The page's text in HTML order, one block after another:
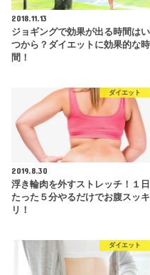
2018.11.13
ジョギングで効果が出る時間はい
つから？ダイエットに効果的な時
間！
ダイエット
2019.8.30
浮き輪肉を外すストレッチ！１日
たった５分やるだけでお腹スッキ
リ！
ダイエット